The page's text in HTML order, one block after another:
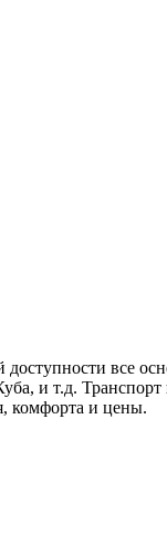
все
и т.д.
комфорта и цены.